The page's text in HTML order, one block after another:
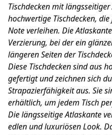
Tischdecken mit
hochwertige Tischdecken,
Note verleihen. Die
Verzierung, bei der ein
längeren Seiten der
Diese Tischdecken sind aus
gefertigt und zeichnen sich
Strapazierfähigkeit aus. Sie
erhältlich, um jedem Tisch
Die längsseitige Atlaskante
edlen und luxuriösen Look.